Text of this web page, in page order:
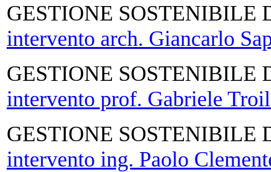
GESTIONE SOSTENIBILE
intervento arch. Giancarlo
GESTIONE SOSTENIBILE
intervento prof. Gabriele
GESTIONE SOSTENIBILE
intervento ing. Paolo